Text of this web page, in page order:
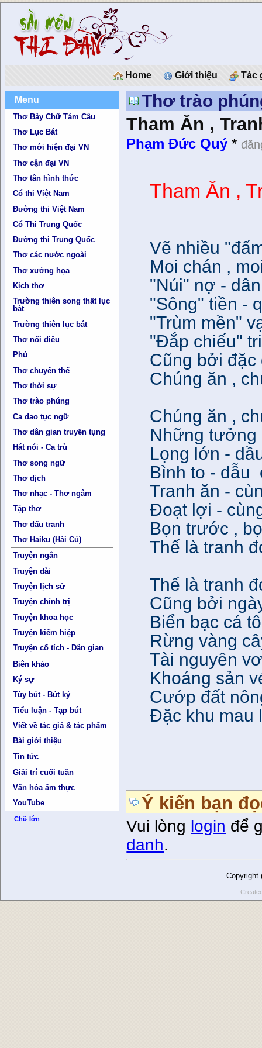
Home Giới thiệu Tác
Menu
Thơ Bảy Chữ Tám Câu
Thơ Lục Bát
Thơ mới hiện đại VN
Thơ cận đại VN
Thơ tân hình thức
Cổ thi Việt Nam
Đường thi Việt Nam
Cổ Thi Trung Quốc
Đường thi Trung Quốc
Thơ các nước ngoài
Thơ xướng họa
Kịch thơ
Trường thiên song thất lục
bát
Trường thiên lục bát
Thơ nối điêu
Phú
Thơ chuyển thể
Thơ thời sự
Thơ trào phúng
Ca dao tục ngữ
Thơ dân gian truyền tụng
Hát nói - Ca trù
Thơ song ngữ
Thơ dịch
Thơ nhạc - Thơ ngâm
Tập thơ
Thơ đấu tranh
Thơ Haiku (Hài Cú)
Truyện ngắn
Truyện dài
Truyện lịch sử
Truyện chính trị
Truyện khoa học
Truyện kiếm hiệp
Truyện cổ tích - Dân gian
Biên khảo
Ký sự
Tùy bút - Bút ký
Tiểu luận - Tạp bút
Viết về tác giả & tác phẩm
Bài giới thiệu
Tin tức
Giải trí cuối tuần
Văn hóa ẩm thực
YouTube
Chữ lớn
Thơ trào
Tham Ăn ,
Phạm Đức Quý *
Tham Ăn ,
Vẽ nhiều
Moi chán ,
"Núi" nợ -
"Sông" tiền -
"Trùm mền"
"Đắp chiếu"
Cũng bởi
Chúng ăn ,
Chúng ăn ,
Những
Lọng lớn -
Bình to - dẫu
Tranh ăn -
Đoạt lợi -
Bọn trước ,
Thế là tranh
Thế là tranh
Cũng bởi
Biển bạc cá
Rừng vàng
Tài nguyên
Khoáng sản
Cướp đất
Đặc khu mau
Ý kiến bạn
Vui lòng login để
danh.
Copyright